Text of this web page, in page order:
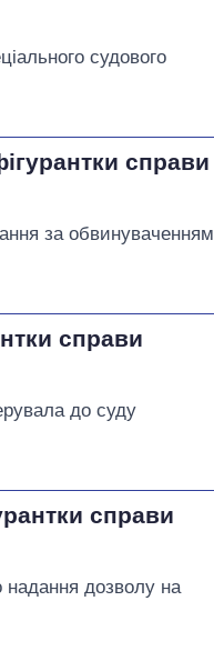
судового
справи
за обвинуваченням
справи
до суду
справи
надання дозволу на